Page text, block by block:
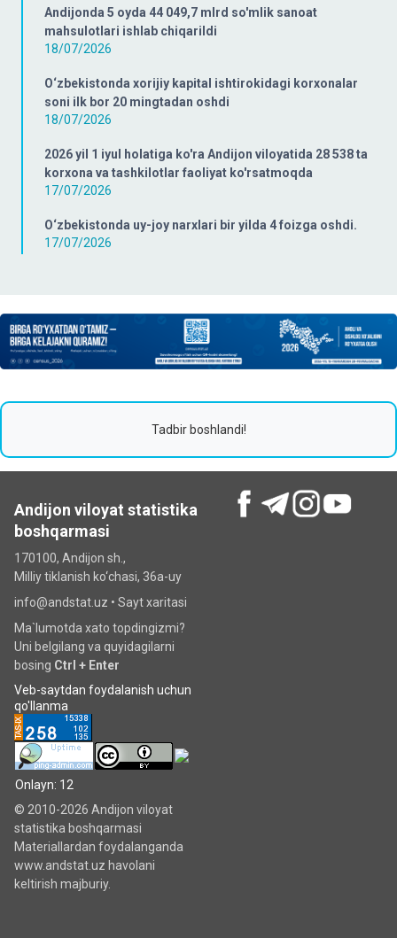
Andijonda 5 oyda 44 049,7 mlrd so'mlik sanoat
mahsulotlari ishlab chiqarildi
18/07/2026
O‘zbekistonda xorijiy kapital ishtirokidagi korxonalar
soni ilk bor 20 mingtadan oshdi
18/07/2026
2026 yil 1 iyul holatiga ko'ra Andijon viloyatida 28 538 ta
korxona va tashkilotlar faoliyat ko'rsatmoqda
17/07/2026
O‘zbekistonda uy-joy narxlari bir yilda 4 foizga oshdi.
17/07/2026
Tadbir boshlandi!
Andijon viloyat statistika
boshqarmasi
170100, Andijon sh.,
Milliy tiklanish ko‘chаsi, 36a-uy
info@andstat.uz • Sayt xaritasi
Ma`lumotda xato topdingizmi?
Uni belgilang va quyidagilarni
bosing Ctrl + Enter
Veb-saytdan foydalanish uchun
qo'llanma
Onlayn: 12
© 2010-2026 Andijon viloyat
statistika boshqarmasi
Materiallardan foydalanganda
www.andstat.uz havolani
keltirish majburiy.